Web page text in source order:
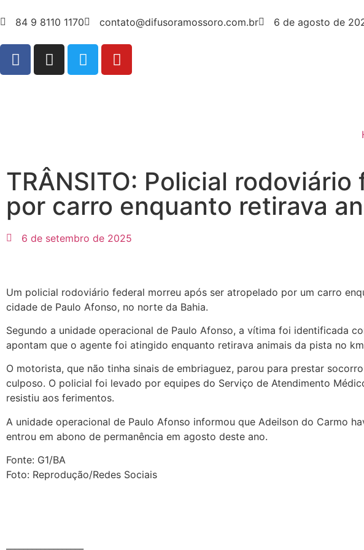
84 9 8110 1170 contato@difusoramossoro.com.br 6 de agosto de
TRÂNSITO: Policial
por carro enquanto retirava
6 de setembro de 2025
Um policial rodoviário federal morreu após ser atropelado por um carro
cidade de Paulo Afonso, no norte da Bahia.
Segundo a unidade operacional de Paulo Afonso, a vítima foi identificada
apontam que o agente foi atingido enquanto retirava animais da pista no
O motorista, que não tinha sinais de embriaguez, parou para prestar
culposo. O policial foi levado por equipes do Serviço de Atendimento
resistiu aos ferimentos.
A unidade operacional de Paulo Afonso informou que Adeilson do Carmo
entrou em abono de permanência em agosto deste ano.
Fonte: G1/BA
Foto: Reprodução/Redes Sociais